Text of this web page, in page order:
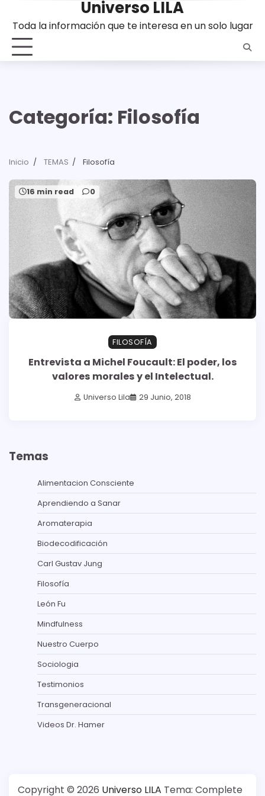
contenido
Universo LILA
Toda la información que te interesa en un solo lugar
Categoría: Filosofía
Inicio TEMAS Filosofía
16 min read 0
FILOSOFÍA
Entrevista a Michel Foucault: El poder, los
valores morales y el Intelectual.
Universo Lila 29 Junio, 2018
Temas
Alimentacion Consciente
Aprendiendo a Sanar
Aromaterapia
Biodecodificación
Carl Gustav Jung
Filosofía
León Fu
Mindfulness
Nuestro Cuerpo
Sociologia
Testimonios
Transgeneracional
Videos Dr. Hamer
Copyright © 2026 Universo LILA Tema: Complete